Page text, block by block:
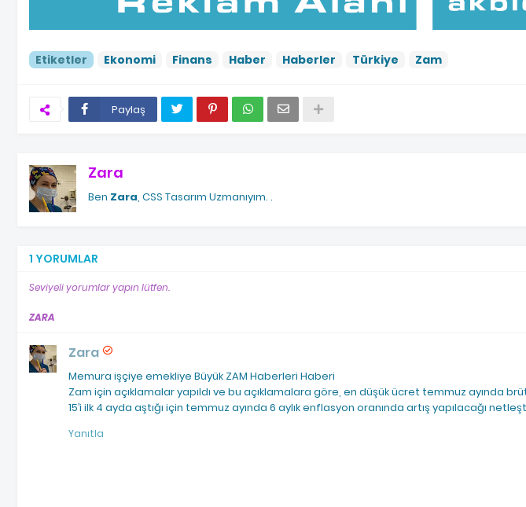
Etiketler Ekonomi Finans Haber Haberler Türkiye Zam
Paylaş
Zara
Ben Zara , CSS Tasarım Uzmanıyım. .
1 YORUMLAR
Seviyeli yorumlar yapın lütfen.
ZARA
Zara
Memura işçiye emekliye Büyük ZAM Haberleri Haberi
Zam için açıklamalar yapıldı ve bu açıklamalara göre, en düşük ücret temmuz ayında brüt
15’i ilk 4 ayda aştığı için temmuz ayında 6 aylık enflasyon oranında artış yapılacağı
Yanıtla